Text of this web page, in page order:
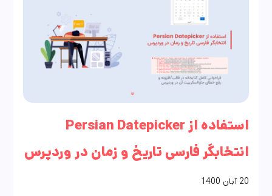
استفاده از Persian Datepicker
انتخابگر فارسی تاریخ و زمان در وردپرس
20 آبان 1400